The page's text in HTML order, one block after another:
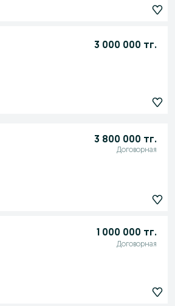
3 000 000 тг.
3 800 000 тг.
Договорная
1 000 000 тг.
Договорная